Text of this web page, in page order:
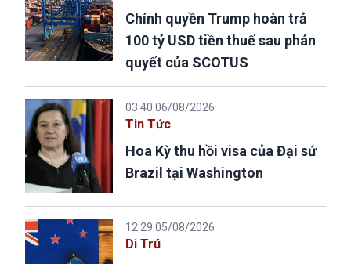
Chính quyền Trump hoàn trả
100 tỷ USD tiền thuế sau phán
quyết của SCOTUS
03:40 06/08/2026
Tin Tức
Hoa Kỳ thu hồi visa của Đại sứ
Brazil tại Washington
12:29 05/08/2026
Di Trú